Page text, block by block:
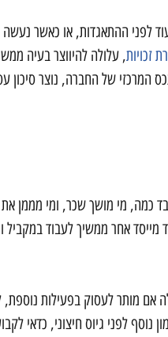
לפני ההתאגדות, או כאשר
זכויות, עלולה להיווצר בעיה
המרכזי של החברה, נוצר סיכון
כמה, מי מושך שכר, ומי מממן
מייסד אחר ממשיך לעבוד
אם מותר לעסוק בפעילות נוספת,
לפני גיוס חיצוני, כדאי